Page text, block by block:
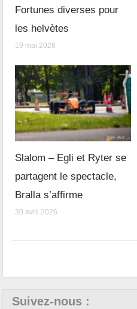
Fortunes diverses pour
les helvètes
19 mai 2026
Slalom – Egli et Ryter se
partagent le spectacle,
Bralla s’affirme
30 avril 2026
Suivez-nous :